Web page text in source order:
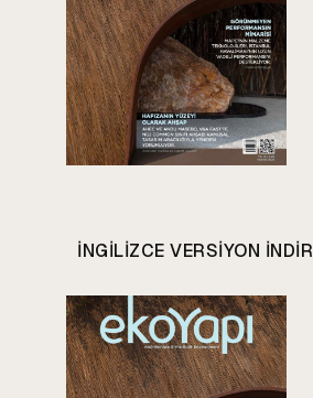
INGILIZCE VERSIYON INDIR